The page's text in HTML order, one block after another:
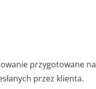
przygotowane na
przez klienta.